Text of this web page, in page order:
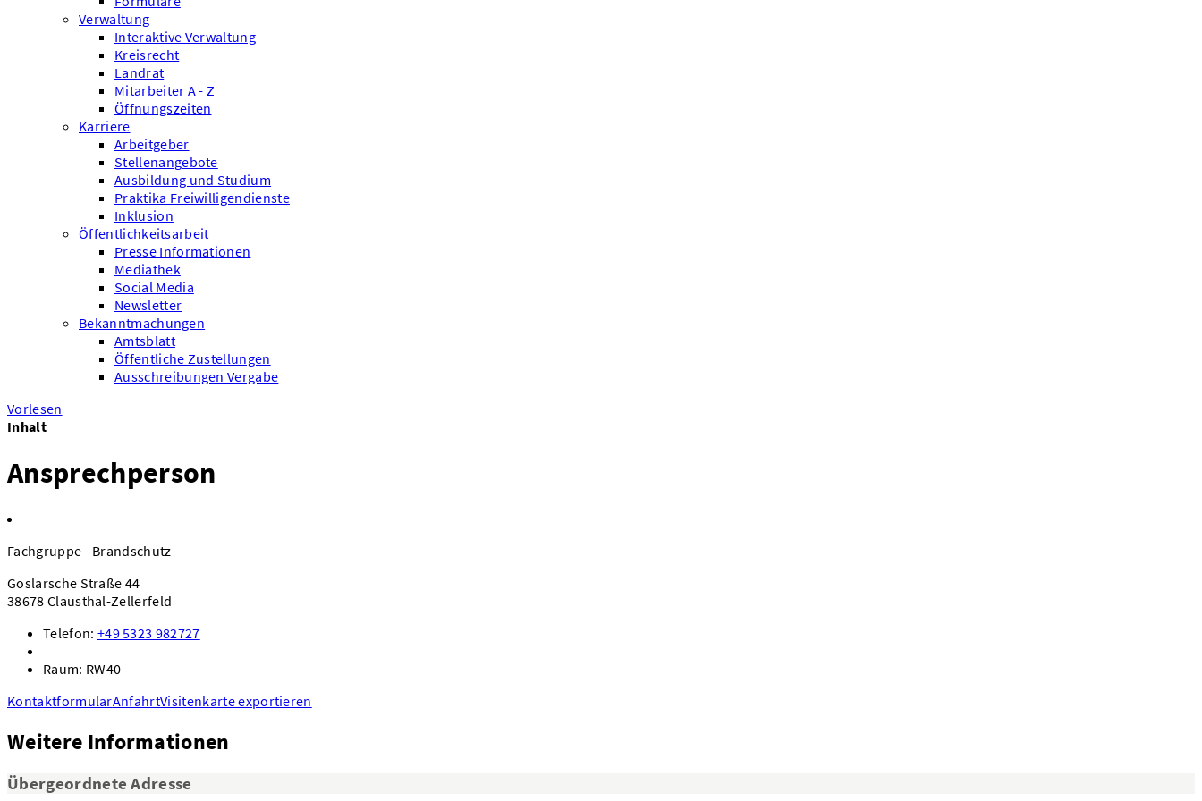
Verwaltung
Interaktive Verwaltung
Kreisrecht
Landrat
Mitarbeiter A - Z
Öffnungszeiten
Karriere
Arbeitgeber
Stellenangebote
Ausbildung und Studium
Praktika Freiwilligendienste
Inklusion
Öffentlichkeitsarbeit
Presse Informationen
Mediathek
Social Media
Newsletter
Bekanntmachungen
Amtsblatt
Öffentliche Zustellungen
Ausschreibungen Vergabe
Vorlesen
Inhalt
Ansprechperson
Fachgruppe - Brandschutz
Goslarsche Straße 44
38678 Clausthal-Zellerfeld
Telefon: +49 5323 982727
Raum: RW40
KontaktformularAnfahrtVisitenkarte exportieren
Weitere Informationen
Übergeordnete Adresse